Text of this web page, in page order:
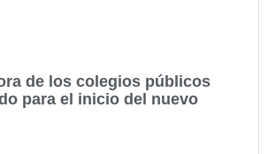
de los colegios públicos
para el inicio del nuevo